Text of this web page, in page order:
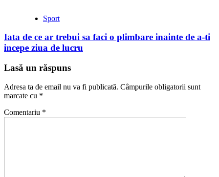
Sport
Iata de ce ar trebui sa faci o plimbare inainte de a-ti
incepe ziua de lucru
Lasă un răspuns
Adresa ta de email nu va fi publicată. Câmpurile obligatorii sunt
marcate cu *
Comentariu *